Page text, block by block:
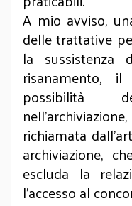
A mio avviso,
delle trattative
la sussistenza
risanamento,
possibilità
richiamata
archiviazione,
escluda la
l’accesso al